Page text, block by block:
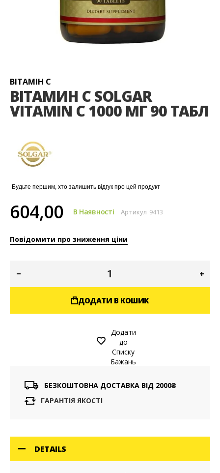
галереї
зображень
ВІТАМІН С
ВІТАМИН С SOLGAR
VITAMIN С 1000 МГ 90 ТАБЛ
Будьте першим, хто залишить відгук про цей продукт
604,00 В Наявності Артикул 9413
Повідомити про зниження ціни
ДОДАТИ В КОШИК
Додати
до
Списку
Бажань
БЕЗКОШТОВНА ДОСТАВКА ВІД 2000₴
ГАРАНТІЯ ЯКОСТІ
DETAILS